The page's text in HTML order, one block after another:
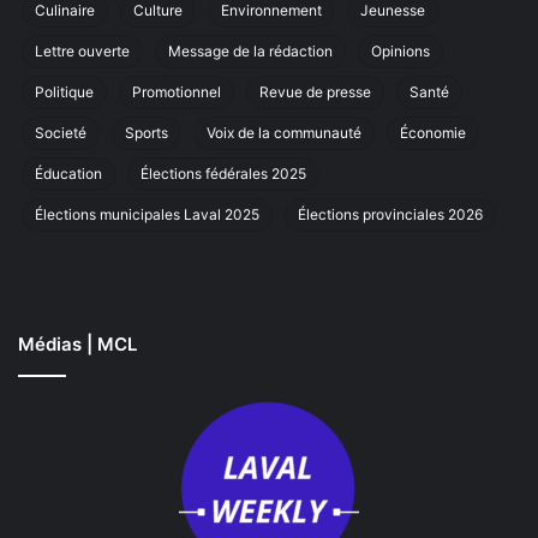
marche
Laval
Culinaire Culture Environnement Jeunesse
Lettre ouverte Message de la rédaction Opinions
Politique Promotionnel Revue de presse Santé
Societé Sports Voix de la communauté Économie
Éducation Élections fédérales 2025
Élections municipales Laval 2025 Élections provinciales 2026
Médias | MCL